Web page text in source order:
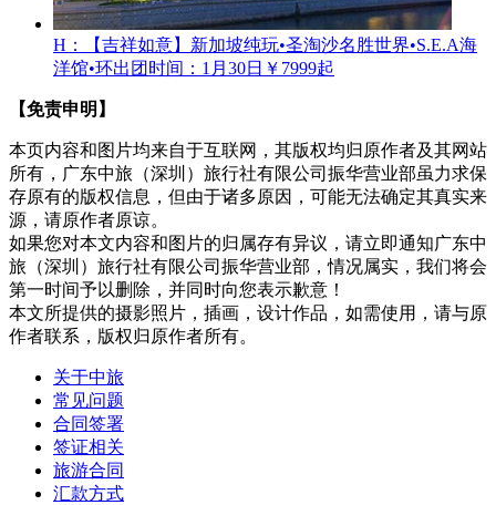
H：【吉祥如意】新加坡纯玩•圣淘沙名胜世界•S.E.A海
洋馆•环出团时间：1月30日 ￥7999起
【免责申明】
本页内容和图片均来自于互联网，其版权均归原作者及其网站
所有，广东中旅（深圳）旅行社有限公司振华营业部虽力求保
存原有的版权信息，但由于诸多原因，可能无法确定其真实来
源，请原作者原谅。
如果您对本文内容和图片的归属存有异议，请立即通知广东中
旅（深圳）旅行社有限公司振华营业部，情况属实，我们将会
第一时间予以删除，并同时向您表示歉意！
本文所提供的摄影照片，插画，设计作品，如需使用，请与原
作者联系，版权归原作者所有。
关于中旅
常见问题
合同签署
签证相关
旅游合同
汇款方式